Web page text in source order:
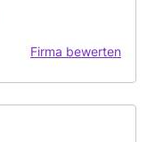
Firma bewerten